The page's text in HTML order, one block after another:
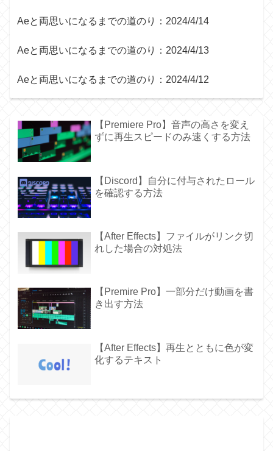
Aeと両思いになるまでの道のり：2024/4/14
Aeと両思いになるまでの道のり：2024/4/13
Aeと両思いになるまでの道のり：2024/4/12
【Premiere Pro】音声の高さを変え
ずに再生スピードのみ速くする方法
【Discord】自分に付与されたロール
を確認する方法
【After Effects】ファイルがリンク切
れした場合の対処法
【Premire Pro】一部分だけ動画を書
き出す方法
【After Effects】再生とともに色が変
化するテキスト